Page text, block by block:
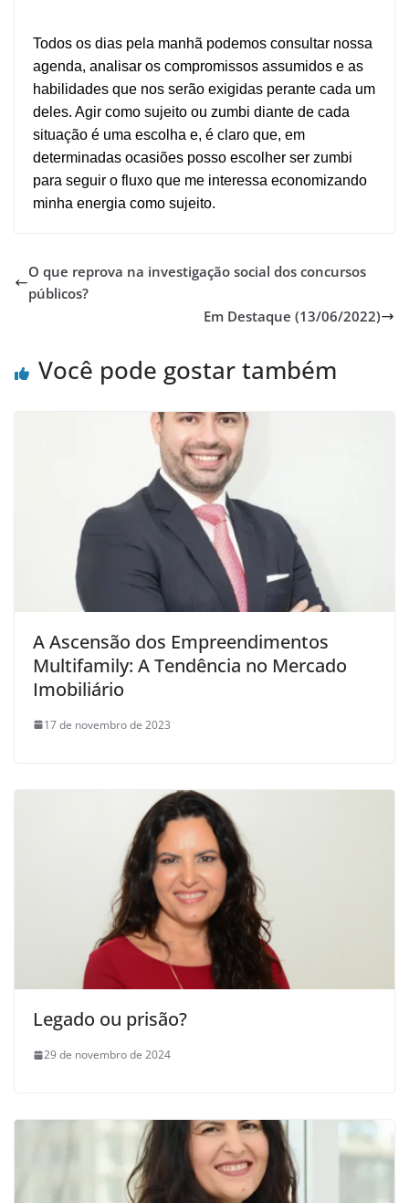
Todos os dias pela manhã podemos consultar nossa
agenda, analisar os compromissos assumidos e as
habilidades que nos serão exigidas perante cada um
deles. Agir como sujeito ou zumbi diante de cada
situação é uma escolha e, é claro que, em
determinadas ocasiões posso escolher ser zumbi
para seguir o fluxo que me interessa economizando
minha energia como sujeito.
O que reprova na investigação social dos concursos
públicos?
Em Destaque (13/06/2022)
Você pode gostar também
A Ascensão dos Empreendimentos
Multifamily: A Tendência no Mercado
Imobiliário
17 de novembro de 2023
Legado ou prisão?
29 de novembro de 2024